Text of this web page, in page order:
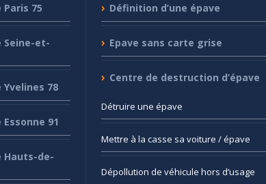
Paris 75
Seine-et-
Yvelines 78
Essonne 91
Hauts-de-
Définition d’une épave
Epave sans carte grise
Centre de destruction d’épave
Détruire une épave
Mettre à la casse sa voiture / épave
Dépollution de véhicule hors d’usage